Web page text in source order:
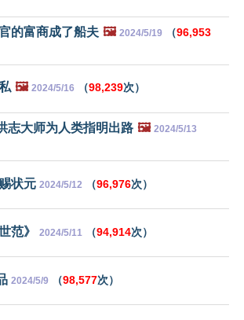
的富商成了船夫 🖼️ 2024/5/19 （96,953
🖼️ 2024/5/16 （98,239次）
志大师为人类指明出路 🖼️ 2024/5/13
状元 2024/5/12 （96,976次）
范》 2024/5/11 （94,914次）
2024/5/9 （98,577次）